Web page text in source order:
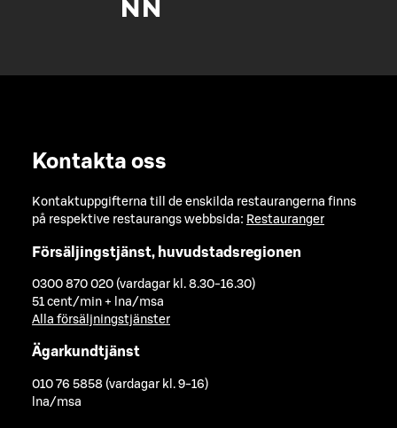
Kontakta oss
Kontaktuppgifterna till de enskilda restaurangerna finns
på respektive restaurangs webbsida: Restauranger
Försäljingstjänst, huvudstadsregionen
0300 870 020 (vardagar kl. 8.30-16.30)
51 cent/min + lna/msa
Alla försäljningstjänster
Ägarkundtjänst
010 76 5858 (vardagar kl. 9-16)
lna/msa